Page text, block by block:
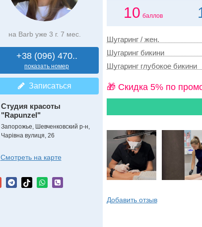
на Barb уже 3 г. 7 мес.
+38 (096) 470..
показать номер
Записаться
Студия красоты
"Rapunzel"
Запорожье, Шевченковский р-н,
Чарівна вулиця, 26
Смотреть на карте
10 баллов
Шугаринг / жен.
Шугаринг бикини
Шугаринг глубокое бикини
🎁 Cкидка 5% по
Добавить отзыв